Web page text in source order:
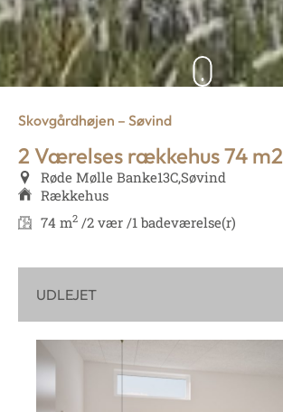
Skovgårdhøjen – Søvind
2 Værelses rækkehus 74 m2
Røde Mølle Banke13C,Søvind
Rækkehus
74 m2 /2 vær /1 badeværelse(r)
UDLEJET